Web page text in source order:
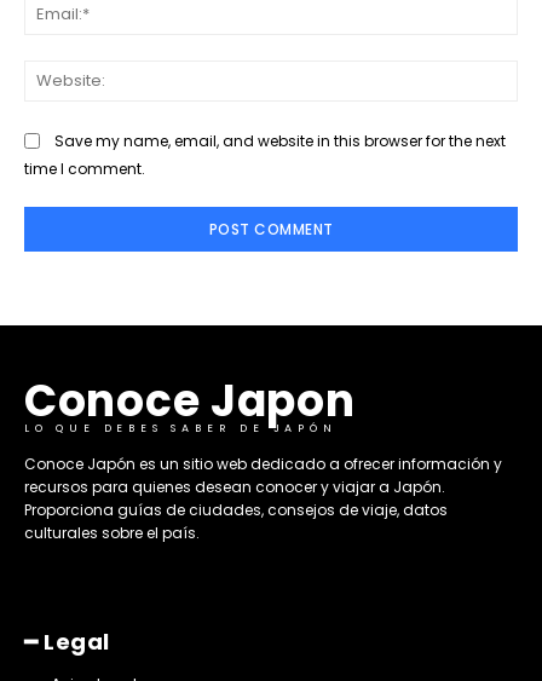
Save my name, email, and website in this browser for the next
time I comment.
Conoce Japon
LO QUE DEBES SABER DE JAPÓN
​Conoce Japón es un sitio web dedicado a ofrecer información y
recursos para quienes desean conocer y viajar a Japón.
Proporciona guías de ciudades, consejos de viaje, datos
culturales sobre el país. ​
━ Legal